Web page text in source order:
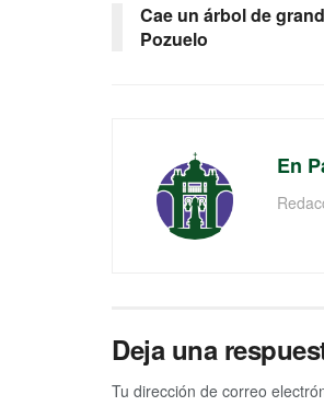
Cae un árbol de
Pozuelo
En
Deja una
Tu dirección de correo